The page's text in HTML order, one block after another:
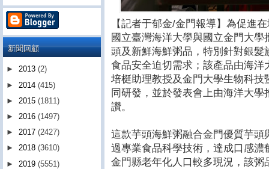
【記者于郁金/金門報導】為促進
國立臺灣海洋大學與國立金門大
頭及新鮮海鮮粥品，特別針對銀
食品安全迫切需求；該產品由海
培梃助理教授及金門大學生物科
同研發，並於發表會上由海洋大
讚。
這款芋頭海鮮粥融合金門優質芋
過專業食品科學技術，達成口感
金門縣老年化人口較多現況，該
新聞回顧
► 2013 (2)
► 2014 (415)
► 2015 (1811)
► 2016 (1497)
► 2017 (2427)
► 2018 (3610)
► 2019 (5551)